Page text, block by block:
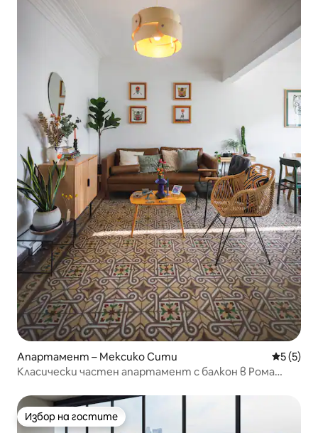
Апартамент – Мексико Сити Средна
5 (5)
Класически частен апартамент с балкон в Рома
Избор на гостите
Избор на гостите